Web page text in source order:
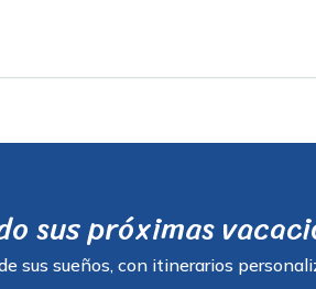
sus próximas
sus sueños, con itinerarios